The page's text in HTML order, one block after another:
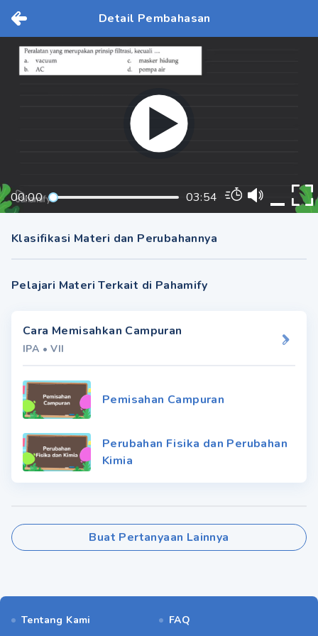
Detail Pembahasan
00:00 03:54
Klasifikasi Materi dan Perubahannya
Pelajari Materi Terkait di Pahamify
Cara Memisahkan Campuran
IPA •VII
Pemisahan Campuran
Perubahan Fisika dan Perubahan
Kimia
Buat Pertanyaan Lainnya
Tentang Kami FAQ